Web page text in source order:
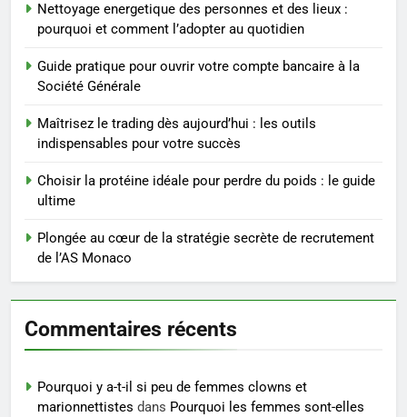
Ordinary
SANTÉ
5
seniors: aménagement et
exercices
BIEN ÊTRE
6
trouver un accompagnement
Sclérose en plaques et
femmes enceintes doivent
connaître
SANTÉ
Nettoyage energetique des personnes et des lieux :
pourquoi et comment l’adopter au quotidien
Guide pratique pour ouvrir votre compte bancaire à la
Société Générale
Maîtrisez le trading dès aujourd’hui : les outils
indispensables pour votre succès
Choisir la protéine idéale pour perdre du poids : le guide
ultime
Plongée au cœur de la stratégie secrète de recrutement
de l’AS Monaco
Commentaires récents
Pourquoi y a-t-il si peu de femmes clowns et
marionnettistes dans Pourquoi les femmes sont-elles